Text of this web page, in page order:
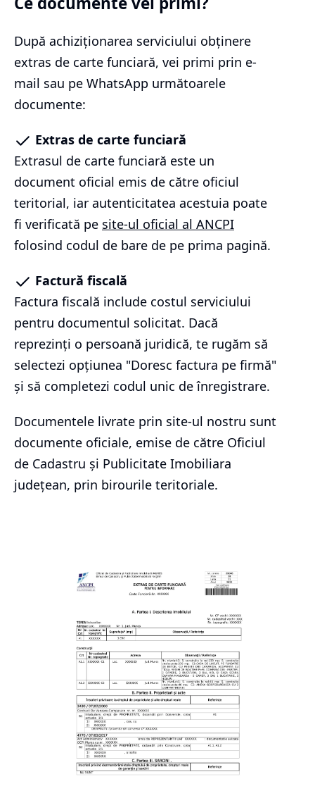
După achiziționarea serviciului obținere
extras de carte funciară, vei primi prin e-
mail sau pe WhatsApp următoarele
documente:
Extras de carte funciară
Extrasul de carte funciară este un
document oficial emis de către oficiul
teritorial, iar autenticitatea acestuia poate
fi verificată pe site-ul oficial al ANCPI
folosind codul de bare de pe prima pagină.
Factură fiscală
Factura fiscală include costul serviciului
pentru documentul solicitat. Dacă
reprezinți o persoană juridică, te rugăm să
selectezi opțiunea "Doresc factura pe firmă"
și să completezi codul unic de înregistrare.
Documentele livrate prin site-ul nostru sunt
documente oficiale, emise de către Oficiul
de Cadastru și Publicitate Imobiliara
județean, prin birourile teritoriale.